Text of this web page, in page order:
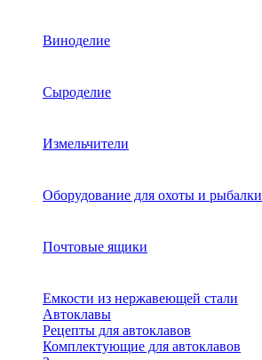
Виноделие
Сыроделие
Измельчители
Оборудование для охоты и рыбалки
Почтовые ящики
Емкости из нержавеющей стали
Автоклавы
Рецепты для автоклавов
Комплектующие для автоклавов